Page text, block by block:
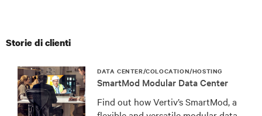
Storie di clienti
DATA CENTER/COLOCATION/HOSTING
SmartMod Modular Data Center
Find out how Vertiv’s SmartMod, a